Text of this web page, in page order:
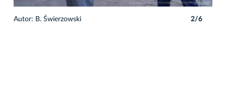
Autor: B. Świerzowski 2/6